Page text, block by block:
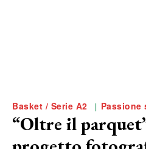
Basket / Serie A2 Passione
“Oltre il